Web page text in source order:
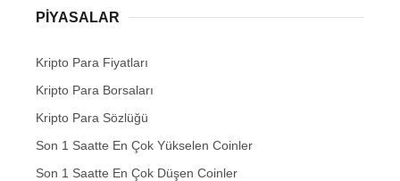
PIYASALAR
Kripto Para Fiyatları
Kripto Para Borsaları
Kripto Para Sözlüğü
Son 1 Saatte En Çok Yükselen Coinler
Son 1 Saatte En Çok Düşen Coinler